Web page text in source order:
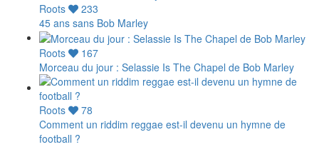
Roots
233
45 ans sans Bob Marley
Roots
167
Morceau du jour : Selassie Is The Chapel de Bob Marley
Roots
78
Comment un riddim reggae est-il devenu un hymne de
football ?